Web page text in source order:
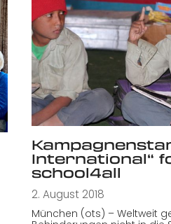
International“
school4all
2. August 2018
München (ots) – Weltweit